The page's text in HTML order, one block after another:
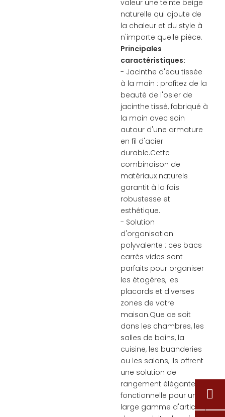
valeur une teinte beige
naturelle qui ajoute de
la chaleur et du style à
n'importe quelle pièce.
Principales
caractéristiques:
- Jacinthe d'eau tissée
à la main : profitez de la
beauté de l'osier de
jacinthe tissé, fabriqué à
la main avec soin
autour d'une armature
en fil d'acier
durable.Cette
combinaison de
matériaux naturels
garantit à la fois
robustesse et
esthétique.
- Solution
d'organisation
polyvalente : ces bacs
carrés vides sont
parfaits pour organiser
les étagères, les
placards et diverses
zones de votre
maison.Que ce soit
dans les chambres, les
salles de bains, la
cuisine, les buanderies
ou les salons, ils offrent
une solution de
rangement élégante et
fonctionnelle pour une
large gamme d'articles,